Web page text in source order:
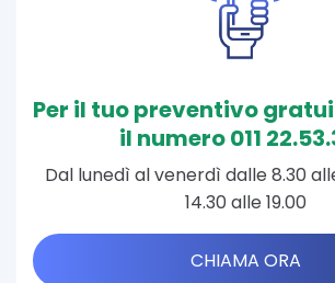
Per il tuo preventivo
il numero 011
Dal lunedì al venerdì dalle 8.30
14.30 alle 19.00
CHIAMA ORA